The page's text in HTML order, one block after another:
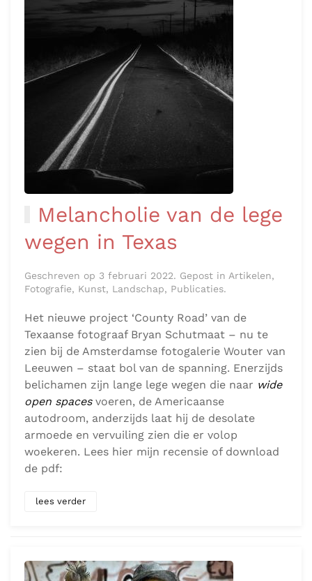
Melancholie van de lege
wegen in Texas
Geschreven op 3 februari 2022. Gepost in Artikelen,
Fotografie, Kunst, Landschap, Publicaties.
Het nieuwe project ‘County Road’ van de
Texaanse fotograaf Bryan Schutmaat – nu te
zien bij de Amsterdamse fotogalerie Wouter van
Leeuwen – staat bol van de spanning. Enerzijds
belichamen zijn lange lege wegen die naar wide
open spacesvoeren, de Americaanse
autodroom, anderzijds laat hij de desolate
armoede en vervuiling zien die er volop
woekeren. Lees hier mijn recensie of download
de pdf:
lees verder